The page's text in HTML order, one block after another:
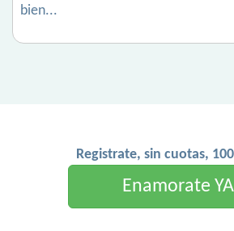
bien...
Registrate, sin cuotas,
Enamorate